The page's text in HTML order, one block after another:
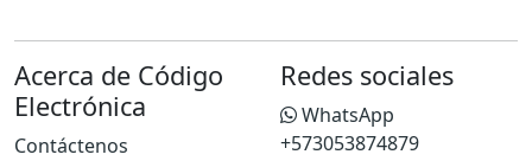
Acerca de Código
Electrónica
Contáctenos
Redes sociales
WhatsApp
+573053874879